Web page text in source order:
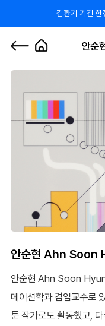
김환기 기간
쿠폰 줄게, 친구 하자! 카카
안순
안순현 Ahn Soon
안순현 Ahn Soon Hyun
메이션학과 겸임교수로
툰 작가로도 활동했고,